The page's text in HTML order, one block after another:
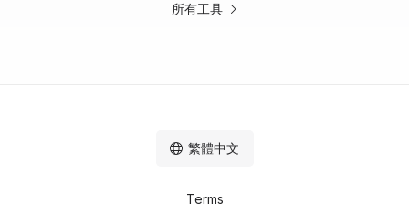
所有工具
Terms
繁體中文